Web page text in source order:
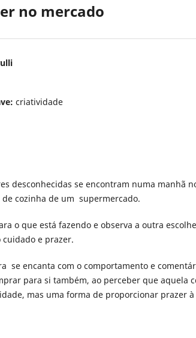
no mercado
criatividade
desconhecidas se encontram numa manhã
cozinha de um supermercado.
o que está fazendo e observa a outra
cuidado e prazer.
se encanta com o comportamento e
para si também, ao perceber que aquela
mas uma forma de proporcionar prazer à